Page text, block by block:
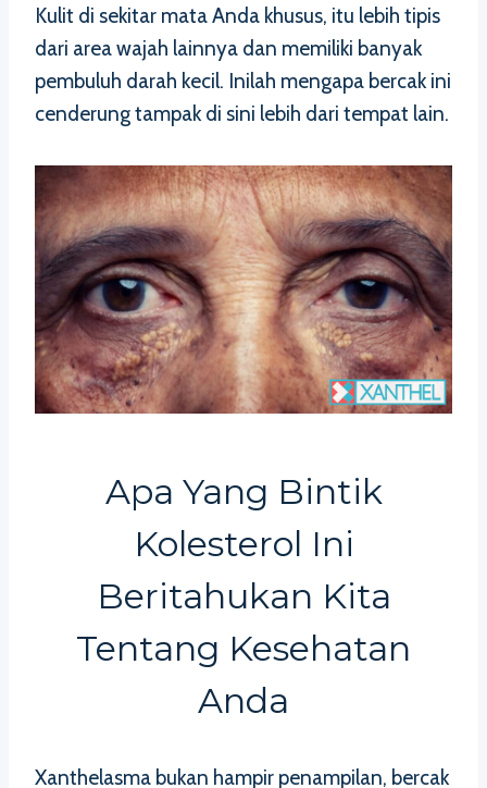
Kulit di sekitar mata Anda khusus, itu lebih tipis
dari area wajah lainnya dan memiliki banyak
pembuluh darah kecil. Inilah mengapa bercak ini
cenderung tampak di sini lebih dari tempat lain.
Apa Yang Bintik
Kolesterol Ini
Beritahukan Kita
Tentang Kesehatan
Anda
Xanthelasma bukan hampir penampilan, bercak